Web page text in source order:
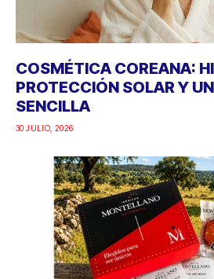
COSMÉTICA COREANA:
PROTECCIÓN SOLAR Y
SENCILLA
30 JULIO, 2026